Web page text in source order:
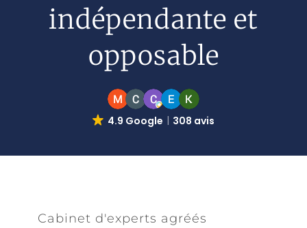
indépendante et
opposable
4.9 Google 308 avis
Cabinet d'experts agréés